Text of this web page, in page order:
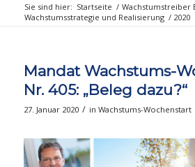
Sie sind hier: Startseite / Wachstumstreiber
Wachstumsstrategie und Realisierung / 2020
Mandat Wachstums-
Nr. 405: „Beleg dazu?“
27. Januar 2020 / in Wachstums-Wochenstart